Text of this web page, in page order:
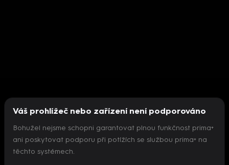
Nepodařilo se inicializovat přehrávač
Váš prohlížeč nebo zařízení není podporováno
Bohužel nejsme schopni garantovat plnou funkčnost prima+
ani poskytovat podporu při potížích se službou prima+ na
těchto systémech.